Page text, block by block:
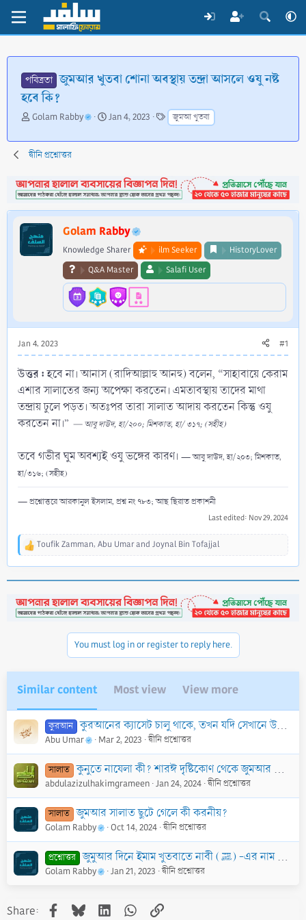
পবিত্রতা জুমআর খুতবা শোনা অবস্থায় তন্দ্রা আসলে ওযু নষ্ট
হবে কি?
T
r
e
d
s
t
e
Golam Rabby
S
a
d
a
Jan 4, 2023
T
a
g
জুমআ খুতবা
দ্বীনি প্রশ্নোত্তর
Golam Rabby
Knowledge Sharer ilm Seeker
HistoryLover
Q&A Master
Salafi User
Jan 4, 2023 #1
উত্তর :হবে না। আনাস (রাদিআল্লাহু আনহু) বলেন, “সাহাবায়ে কেরাম
এশার সালাতের জন্য অপেক্ষা করতেন। এমতাবস্থায় তাদের মাথা
তন্দ্রায় ঢুলে পড়ত। অতঃপর তারা সালাত আদায় করতেন কিন্তু ওযু
করতেন না।” — আবু দাউদ, হা/২০০; মিশকাত, হা/ ৩১৭; (সহীহ)
তবে গভীর ঘুম অবশ্যই ওযু ভঙ্গের কারণ। — আবু দাউদ, হা/২০৩; মিশকাত,
হা/৩১৬; (সহীহ)
— প্রশ্নোত্তরে আরকানুল ইসলাম, প্রশ্ন নং ৭৮৩; আছ ছিরাত প্রকাশনী
Last edited: Nov 29, 2024
R
t
i
Toufik Zamman, Abu Umarand Joynal Bin Tofajjal
You must log in or register to reply here.
Similar content Most view View more
কুরআন কুরআনের ক্যাসেট চালু থাকে, তখন যদি সেখানে উপস্থিত কোন লোক অন্য কথায় মশগুল থাকার কারণে কুরআন শোনার প্রতি মনোযোগ না দেয়, তাহ’লে এই না শোনার হুকুম কি?
Abu Umar Mar 2, 2023 দ্বীনি প্রশ্নোত্তর
সালাত কুনুতে নাযেলা কী? শারঈ দৃষ্টিকোণ থেকে জুমআর সালাতে কুনূত নাযেলা পড়ার বিধান কী?
abdulazizulhakimgrameen Jan 24, 2024 দ্বীনি প্রশ্নোত্তর
সালাত জুমআর সালাত ছুটে গেলে কী করনীয়?
Golam Rabby Oct 14, 2024 দ্বীনি প্রশ্নোত্তর
প্রশ্নোত্তর জুমুআর দিনে ইমাম খুতবাতে নাবী (ﷺ) -এর নাম উচ্চারণ করলে মুসল্লীগণ কিভাবে দরূদ পড়বেন?
Golam Rabby Jan 21, 2023 দ্বীনি প্রশ্নোত্তর
Share: Facebook
BlueskyLinkedInWhatsApp
Link